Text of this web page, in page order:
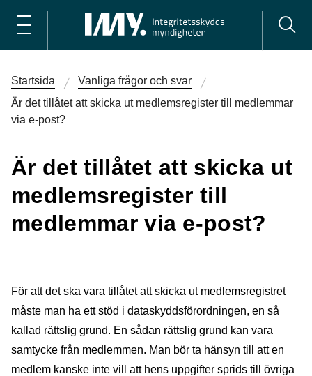
Startsida
Vanliga frågor och svar
Är det tillåtet att skicka ut medlemsregister till medlemmar
via e-post?
Är det tillåtet att skicka ut
medlemsregister till
medlemmar via e-post?
För att det ska vara tillåtet att skicka ut medlemsregistret
måste man ha ett stöd i dataskyddsförordningen, en så
kallad rättslig grund. En sådan rättslig grund kan vara
samtycke från medlemmen. Man bör ta hänsyn till att en
medlem kanske inte vill att hens uppgifter sprids till övriga